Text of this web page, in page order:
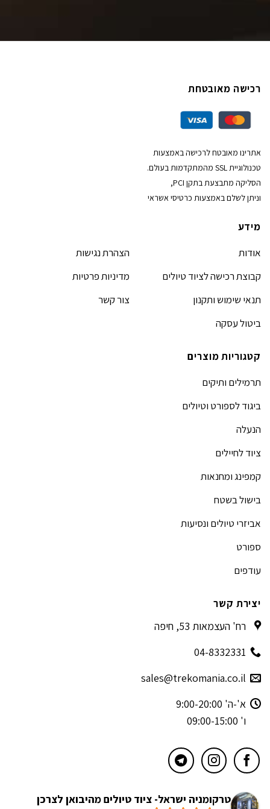
רכישה מאובטחת
אתרינו מאובטח לרכישה באמצעות
טכנולוגיית SSL מהמתקדמות בעולם.
הסליקה מתבצעת בתקן PCI,
וניתן לשלם באמצעות כרטיסי אשראי
מידע
אודות
קבוצת רכישה לציוד טיולים
תנאי שימוש ותקנון
ביטול עסקה
הצהרת נגישות
מדיניות פרטיות
צור קשר
קטגוריות מוצרים
תרמילים ותיקים
ביגוד לספורט וטיולים
הנעלה
ציוד לחיילים
קמפינג ומחנאות
בישול בשטח
אביזרי טיולים ונסיעות
ספורט
עודפים
יצירת קשר
רח' העצמאות 53, חיפה
04-8332331
sales@trekomania.co.il
א'-ה' 9:00-20:00
ו' 09:00-15:00
טרקומניה ישראל- ציוד טיולים מהיבואן לצרכן